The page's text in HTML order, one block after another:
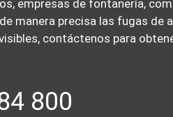
empresas de fontanería,
manera precisa las fugas de
contáctenos para
800